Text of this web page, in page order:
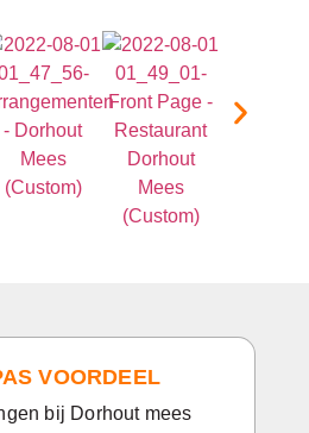
VOORDEEL
bij Dorhout mees